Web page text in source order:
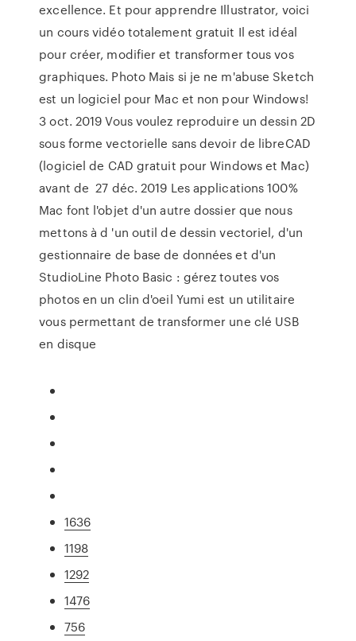
excellence. Et pour apprendre Illustrator, voici
un cours vidéo totalement gratuit Il est idéal
pour créer, modifier et transformer tous vos
graphiques. Photo Mais si je ne m'abuse Sketch
est un logiciel pour Mac et non pour Windows!
3 oct. 2019 Vous voulez reproduire un dessin 2D
sous forme vectorielle sans devoir de libreCAD
(logiciel de CAD gratuit pour Windows et Mac)
avant de 27 déc. 2019 Les applications 100%
Mac font l'objet d'un autre dossier que nous
mettons à d 'un outil de dessin vectoriel, d'un
gestionnaire de base de données et d'un
StudioLine Photo Basic : gérez toutes vos
photos en un clin d'oeil Yumi est un utilitaire
vous permettant de transformer une clé USB
en disque
1636
1198
1292
1476
756